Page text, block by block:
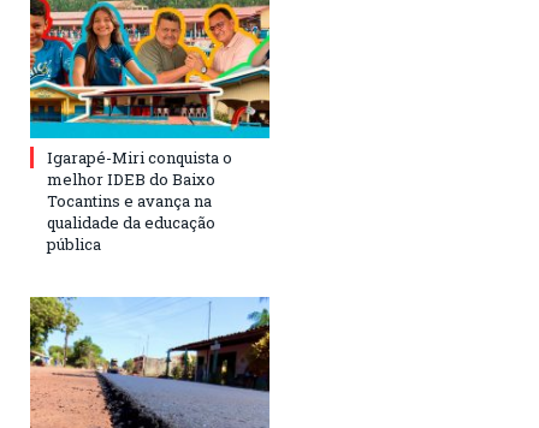
Igarapé-Miri conquista o
melhor IDEB do Baixo
Tocantins e avança na
qualidade da educação
pública